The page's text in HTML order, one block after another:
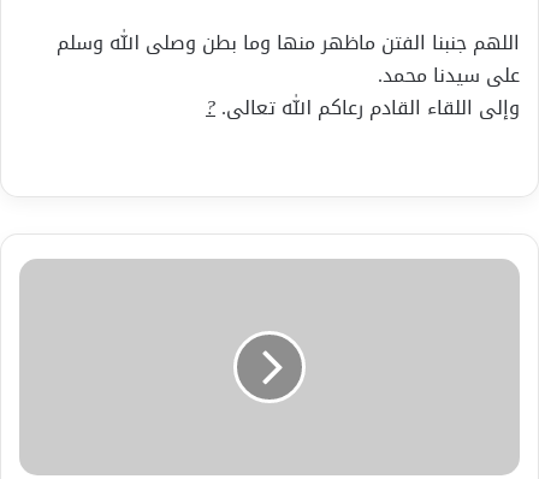
اللهم جنبنا الفتن ماظهر منها وما بطن وصلى الله وسلم
على سيدنا محمد.
وإلى اللقاء القادم رعاكم الله تعالى.?
كتب
قصةبعنوان